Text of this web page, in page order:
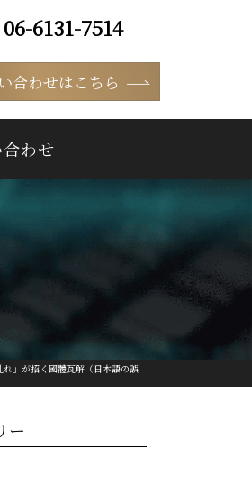
06-6131-7514
合わせはこちら
わせ
」が招く國體瓦解（日本語の誤
ー